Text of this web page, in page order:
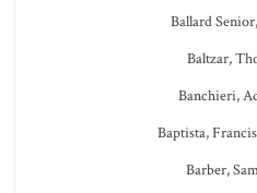
Ballard
Baltzar,
Banchieri,
Baptista,
Barber,